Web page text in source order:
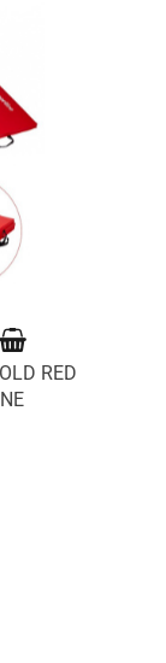
RED